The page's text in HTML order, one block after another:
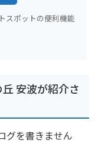
スポットの便利機能
安波が紹介さ
グを書きません